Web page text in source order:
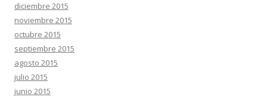
diciembre 2015
noviembre 2015
octubre 2015
septiembre 2015
agosto 2015
julio 2015
junio 2015